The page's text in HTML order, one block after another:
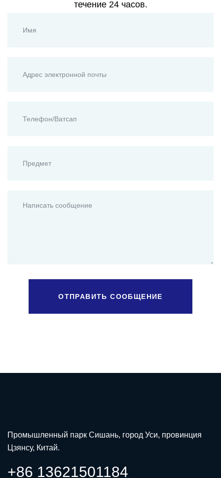
течение 24 часов.
ОТПРАВИТЬ СООБЩЕНИЕ
Промышленный парк Сишань, город Уси, провинция
Цзянсу, Китай.
+86 13621501184